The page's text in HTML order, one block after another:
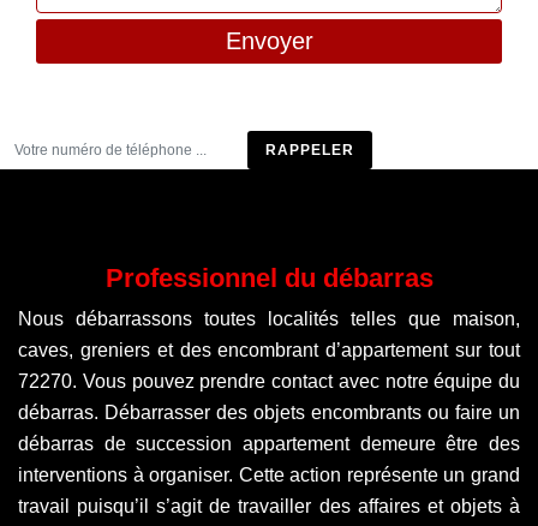
Professionnel du débarras
Nous débarrassons toutes localités telles que maison,
caves, greniers et des encombrant d’appartement sur tout
72270. Vous pouvez prendre contact avec notre équipe du
débarras. Débarrasser des objets encombrants ou faire un
débarras de succession appartement demeure être des
interventions à organiser. Cette action représente un grand
travail puisqu’il s’agit de travailler des affaires et objets à